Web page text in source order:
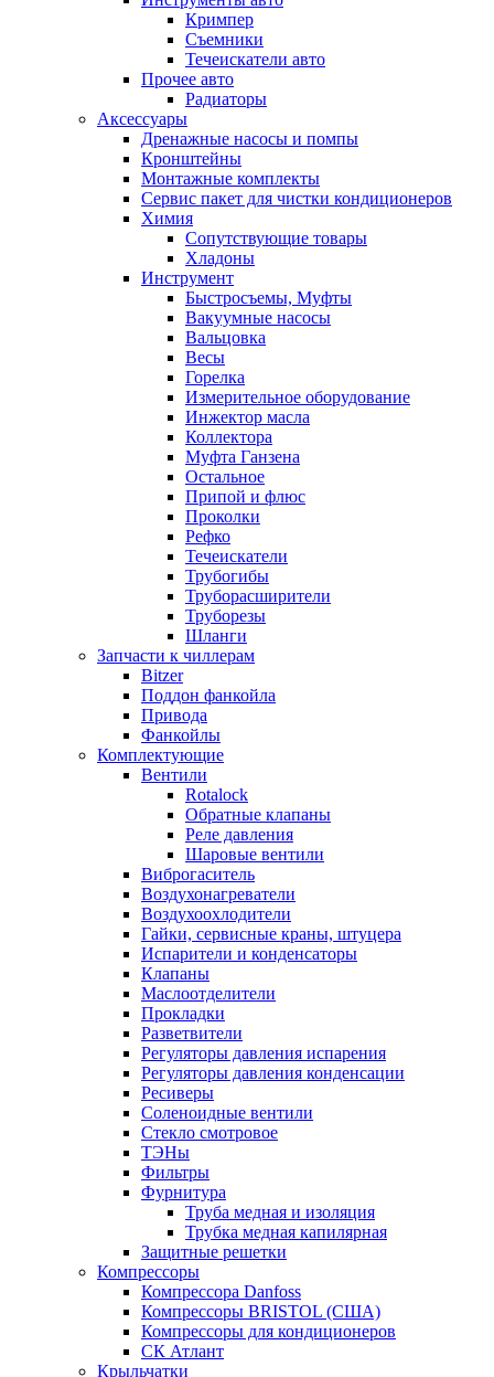
Кримпер
Съемники
Течеискатели авто
Прочее авто
Радиаторы
Аксессуары
Дренажные насосы и помпы
Кронштейны
Монтажные комплекты
Сервис пакет для чистки кондиционеров
Химия
Сопутствующие товары
Хладоны
Инструмент
Быстросъемы, Муфты
Вакуумные насосы
Вальцовка
Весы
Горелка
Измерительное оборудование
Инжектор масла
Коллектора
Муфта Ганзена
Остальное
Припой и флюс
Проколки
Рефко
Течеискатели
Трубогибы
Труборасширители
Труборезы
Шланги
Запчасти к чиллерам
Bitzer
Поддон фанкойла
Привода
Фанкойлы
Комплектующие
Вентили
Rotalock
Обратные клапаны
Реле давления
Шаровые вентили
Виброгаситель
Воздухонагреватели
Воздухоохлодители
Гайки, сервисные краны, штуцера
Испарители и конденсаторы
Клапаны
Маслоотделители
Прокладки
Разветвители
Регуляторы давления испарения
Регуляторы давления конденсации
Ресиверы
Соленоидные вентили
Стекло смотровое
ТЭНы
Фильтры
Фурнитура
Труба медная и изоляция
Трубка медная капилярная
Защитные решетки
Компрессоры
Компрессора Danfoss
Компрессоры BRISTOL (США)
Компрессоры для кондиционеров
СК Атлант
Крыльчатки